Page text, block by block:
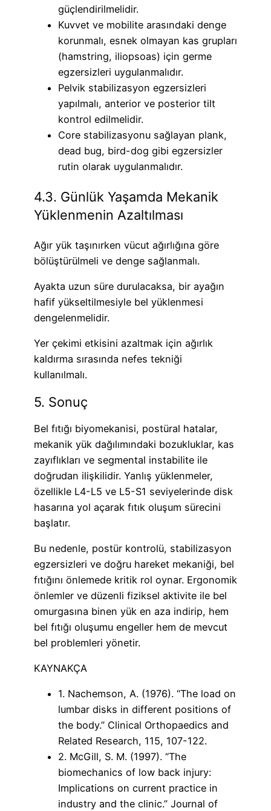
güçlendirilmelidir.
Kuvvet ve mobilite arasındaki denge
korunmalı, esnek olmayan kas grupları
(hamstring, iliopsoas) için germe
egzersizleri uygulanmalıdır.
Pelvik stabilizasyon egzersizleri
yapılmalı, anterior ve posterior tilt
kontrol edilmelidir.
Core stabilizasyonu sağlayan plank,
dead bug, bird-dog gibi egzersizler
rutin olarak uygulanmalıdır.
4.3. Günlük Yaşamda Mekanik
Yüklenmenin Azaltılması
Ağır yük taşınırken vücut ağırlığına göre
bölüştürülmeli ve denge sağlanmalı.
Ayakta uzun süre durulacaksa, bir ayağın
hafif yükseltilmesiyle bel yüklenmesi
dengelenmelidir.
Yer çekimi etkisini azaltmak için ağırlık
kaldırma sırasında nefes tekniği
kullanılmalı.
5. Sonuç
Bel fıtığı biyomekanisi, postüral hatalar,
mekanik yük dağılımındaki bozukluklar, kas
zayıflıkları ve segmental instabilite ile
doğrudan ilişkilidir. Yanlış yüklenmeler,
özellikle L4-L5 ve L5-S1 seviyelerinde disk
hasarına yol açarak fıtık oluşum sürecini
başlatır.
Bu nedenle, postür kontrolü, stabilizasyon
egzersizleri ve doğru hareket mekaniği, bel
fıtığını önlemede kritik rol oynar. Ergonomik
önlemler ve düzenli fiziksel aktivite ile bel
omurgasına binen yük en aza indirip, hem
bel fıtığı oluşumu engeller hem de mevcut
bel problemleri yönetir.
KAYNAKÇA
1. Nachemson, A. (1976). “The load on
lumbar disks in different positions of
the body.” Clinical Orthopaedics and
Related Research, 115, 107-122.
2. McGill, S. M. (1997). “The
biomechanics of low back injury:
Implications on current practice in
industry and the clinic.” Journal of